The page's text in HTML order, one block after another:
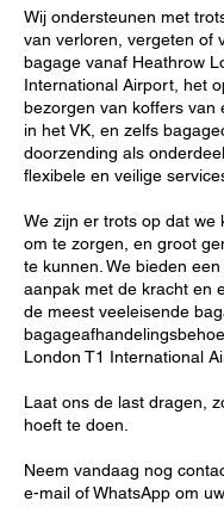
Wij ondersteunen met
van verloren, vergeten of
bagage vanaf Heathrow
International Airport, het
bezorgen van koffers van
in het VK, en zelfs
doorzending als
flexibele en veilige
We zijn er trots op dat we
om te zorgen, en groot
te kunnen. We bieden
aanpak met de kracht en
de meest veeleisende
London T1 International
Laat ons de last dragen,
hoeft te doen.
Neem vandaag nog
e-mail of WhatsApp om uw